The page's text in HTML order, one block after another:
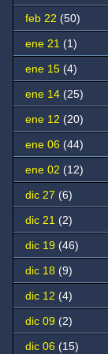
feb 22 (50)
ene 21 (1)
ene 15 (4)
ene 14 (25)
ene 12 (20)
ene 06 (44)
ene 02 (12)
dic 27 (6)
dic 21 (2)
dic 19 (46)
dic 18 (9)
dic 12 (4)
dic 09 (2)
dic 06 (15)